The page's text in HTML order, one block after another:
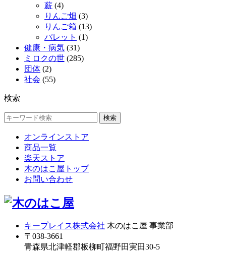
薪 (4)
りんご畑 (3)
りんご箱 (13)
パレット (1)
健康・病気 (31)
ミロクの世 (285)
団体 (2)
社会 (55)
検索
検索
オンラインストア
商品一覧
楽天ストア
木のはこ屋トップ
お問い合わせ
キープレイス株式会社 木のはこ屋 事業部
〒038-3661
青森県北津軽郡板柳町福野田実田30-5